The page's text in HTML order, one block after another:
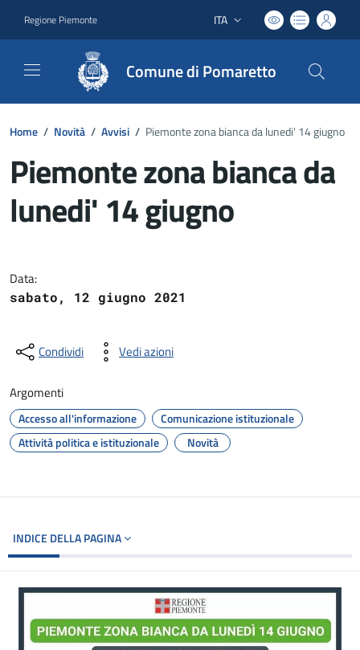
Regione Piemonte Lingua attiva:
ITA
Comune di Pomaretto
Home / Novità / Avvisi / Piemonte zona bianca da lunedi' 14 giugno
Piemonte zona bianca da
lunedi' 14 giugno
Data:
sabato, 12 giugno 2021
Condividi Vedi azioni
Argomenti
Accesso all'informazione
Comunicazione istituzionale
Attività politica e istituzionale
Novità
INDICE DELLA PAGINA